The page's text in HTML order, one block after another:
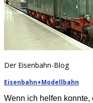
Der Eisenbahn-Blog
Eisenbahn+Modellbahn
Wenn ich helfen